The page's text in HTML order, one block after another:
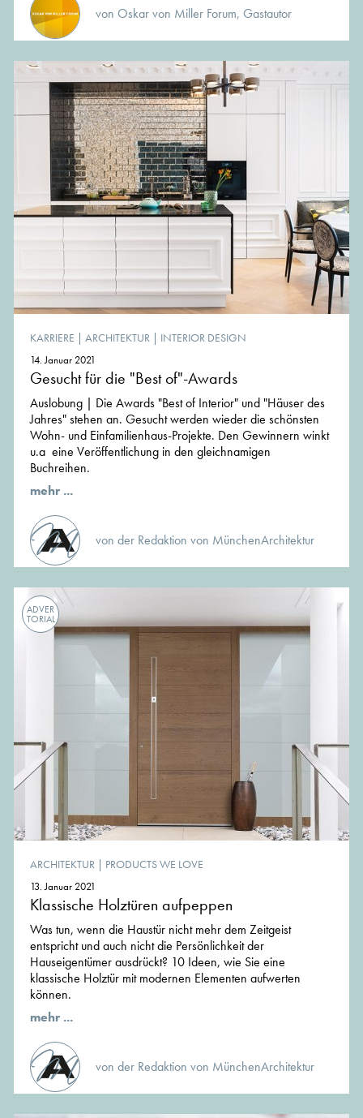
von Oskar von Miller Forum, Gastautor
KARRIERE | ARCHITEKTUR | INTERIOR DESIGN
14. Januar 2021
Gesucht für die "Best of"-Awards
Auslobung | Die Awards "Best of Interior" und "Häuser des
Jahres" stehen an. Gesucht werden wieder die schönsten
Wohn- und Einfamilienhaus-Projekte. Den Gewinnern winkt
u.a eine Veröffentlichung in den gleichnamigen
Buchreihen.
mehr ...
von der Redaktion von MünchenArchitektur
ADVER
TORIAL
ARCHITEKTUR | PRODUCTS WE LOVE
13. Januar 2021
Klassische Holztüren aufpeppen
Was tun, wenn die Haustür nicht mehr dem Zeitgeist
entspricht und auch nicht die Persönlichkeit der
Hauseigentümer ausdrückt? 10 Ideen, wie Sie eine
klassische Holztür mit modernen Elementen aufwerten
können.
mehr ...
von der Redaktion von MünchenArchitektur